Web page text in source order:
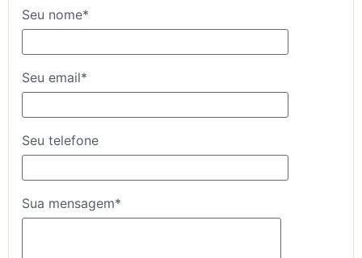
Seu nome*
Seu email*
Seu telefone
Sua mensagem*